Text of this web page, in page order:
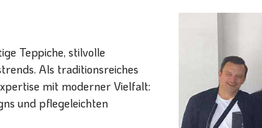
Teppiche, stilvolle
Als traditionsreiches
mit moderner Vielfalt:
und pflegeleichten